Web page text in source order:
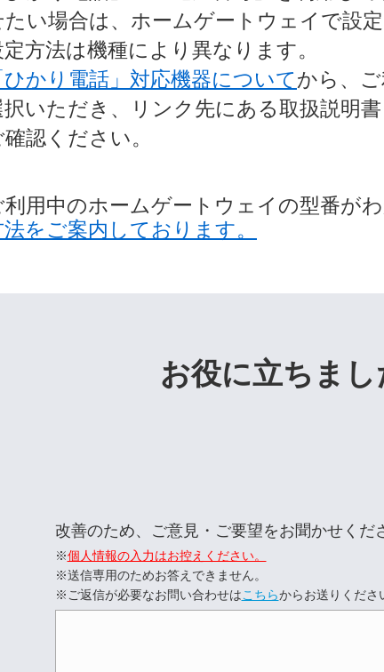
たい場合は、ホームゲートウェイで設定
定方法は機種により異なります。
ひかり電話」対応機器についてから、
択いただき、リンク先にある取扱説明
確認ください。
利用中のホームゲートウェイの型番がわ
法をご案内しております。
お役に立ちまし
改善のため、ご意見・ご要望をお聞かせくだ
※個人情報の入力はお控えください。
※送信専用のためお答えできません。
※ご返信が必要なお問い合わせはこちらからお送りくださ